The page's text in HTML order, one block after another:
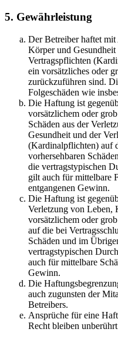
5. Gewährleistung
Der Betreiber haftet
Körper und
Vertragspflichten
ein vorsätzliches oder
zurückzuführen sind.
Folgeschäden wie
Die Haftung ist
vorsätzlichem oder
Schäden aus der
Gesundheit und der
(Kardinalpflichten) auf
vorhersehbaren
die vertragstypischen
gilt auch für mittelbare
entgangenen Gewinn.
Die Haftung ist
Verletzung von Leben,
vorsätzlichem oder
auf die bei
Schäden und im
vertragstypischen
auch für mittelbare
Gewinn.
Die
auch zugunsten der
Betreibers.
Ansprüche für eine
Recht bleiben